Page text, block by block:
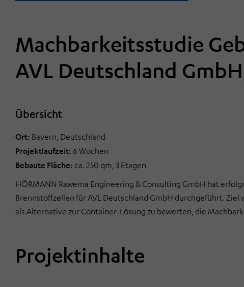
Machbarkeitsstudie
AVL Deutschland GmbH
Übersicht
Ort: Bayern, Deutschland
Projektlaufzeit: 6 Wochen
Bebaute Fläche: ca. 250 qm, 3 Etagen
HÖRMANN Rawema Engineering & Consulting GmbH hat
Brennstoffzellen für AVL Deutschland GmbH durchgeführt.
als Alternative zur Container-Lösung zu bewerten, die
Projektinhalte